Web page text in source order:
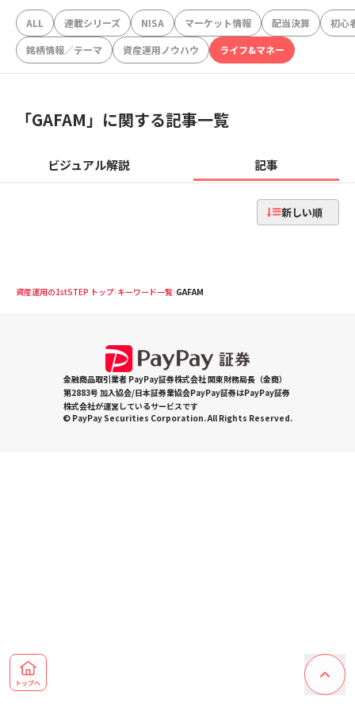
ALL 連載シリーズ NISA マーケット情報 配当決算
初心
銘柄情報／テーマ
資産運用ノウハウ ライフ&マネー
「GAFAM」に関する記事一覧
ビジュアル解説 記事
新しい順
資産運用の1stSTEP トップ キーワード一覧 GAFAM
金融商品取引業者 PayPay証券株式会社 関東財務局長（金商）
第2883号 加入協会/日本証券業協会PayPay証券はPayPay証券
株式会社が運営しているサービスです
© PayPay Securities Corporation. All Rights Reserved.